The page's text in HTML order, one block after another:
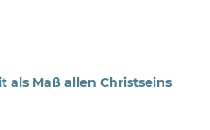
als Maß allen Christseins